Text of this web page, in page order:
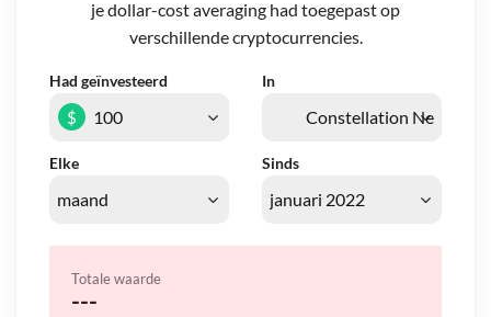
je dollar-cost averaging had toegepast op
verschillende cryptocurrencies.
Had geïnvesteerd In
Elke Sinds
$
Totale waarde
---